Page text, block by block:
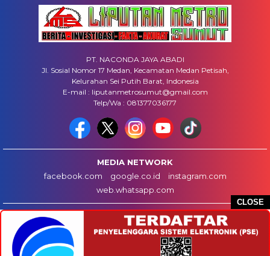
CLOSE
PT. NACONDA JAYA ABADI
Jl. Sosial Nomor 17 Medan, Kecamatan Medan Petisah,
Kelurahan Sei Putih Barat, Indonesia
E-mail : liputanmetrosumut@gmail.com
Telp/Wa : 081377036177
MEDIA NETWORK
facebook.com
google.co.id
instagram.com
web.whatsapp.com
HOME INFO IKLAN
DISCLAIMER
HUBUNGI KAMI
REDAKSI